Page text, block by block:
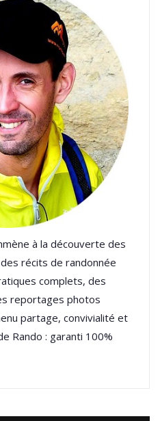
à la découverte des
récits de randonnée
complets, des
reportages photos
partage, convivialité et
Rando : garanti 100%